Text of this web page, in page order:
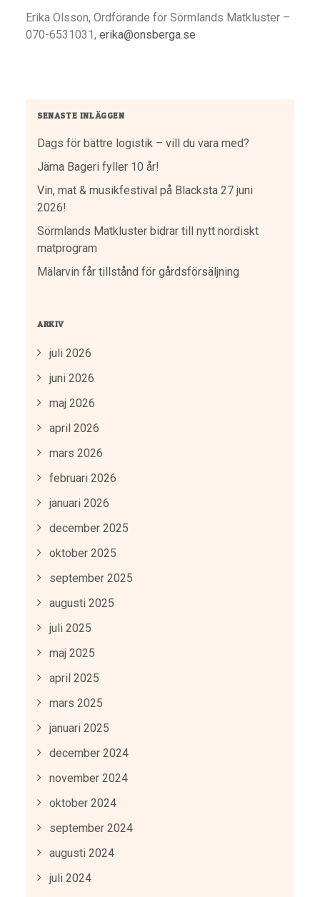
Erika Olsson, Ordförande för Sörmlands Matkluster –
070-6531031, erika@onsberga.se
SENASTE INLÄGGEN
Dags för bättre logistik – vill du vara med?
Järna Bageri fyller 10 år!
Vin, mat & musikfestival på Blacksta 27 juni
2026!
Sörmlands Matkluster bidrar till nytt nordiskt
matprogram
Mälarvin får tillstånd för gårdsförsäljning
ARKIV
juli 2026
juni 2026
maj 2026
april 2026
mars 2026
februari 2026
januari 2026
december 2025
oktober 2025
september 2025
augusti 2025
juli 2025
maj 2025
april 2025
mars 2025
januari 2025
december 2024
november 2024
oktober 2024
september 2024
augusti 2024
juli 2024